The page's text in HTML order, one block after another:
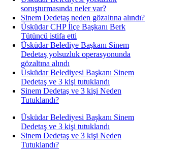
soruşturmasında neler var?
Sinem Dedetaş neden gözaltına alındı?
Üsküdar CHP İlçe Başkanı Berk
Tütüncü istifa etti
Üsküdar Belediye Başkanı Sinem
Dedetaş yolsuzluk operasyonunda
gözaltına alındı
Üsküdar Belediyesi Başkanı Sinem
Dedetaş ve 3 kişi tutuklandı
Sinem Dedetaş ve 3 kişi Neden
Tutuklandı?
Üsküdar Belediyesi Başkanı Sinem
Dedetaş ve 3 kişi tutuklandı
Sinem Dedetaş ve 3 kişi Neden
Tutuklandı?